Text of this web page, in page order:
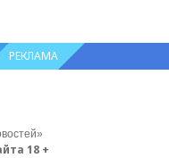
РЕКЛАМА
18 +